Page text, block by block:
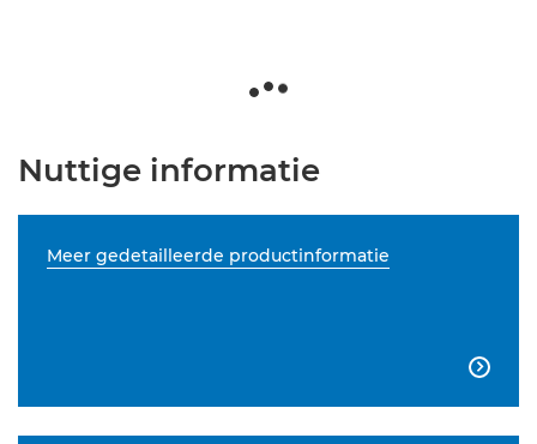
Nuttige informatie
Meer gedetailleerde productinformatie
